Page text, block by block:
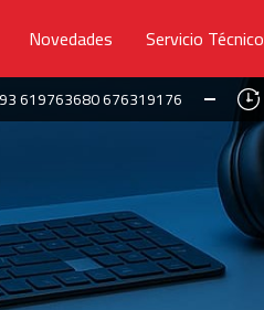
Novedades Servicio Técnico
619763680 676319176